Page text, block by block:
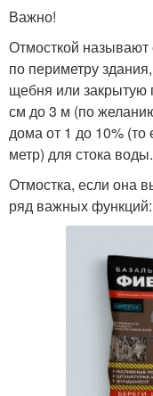
Важно!
Отмосткой
по периметру
щебня или закрытую
см до 3 м (по
дома от 1 до 10% (то
метр) для стока воды.
Отмостка, если она
ряд важных функций: